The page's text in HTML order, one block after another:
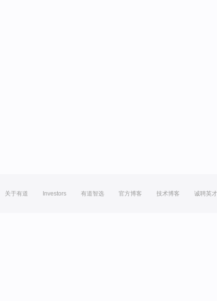
关于有道 Investors 有道智选 官方博客 技术博客 诚聘英才